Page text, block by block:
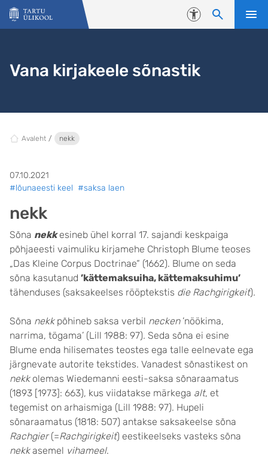
Liigu edasi põhisisu juurde
Juurdepääsetavus
Vana kirjakeele sõnastik
Avaleht nekk
07.10.2021
#lõunaeesti keel #saksa laen
nekk
Sõna nekkesineb ühel korral 17. sajandi keskpaiga
põhjaeesti vaimuliku kirjamehe Christoph Blume teoses
„Das Kleine Corpus Doctrinae“ (1662). Blume on seda
sõna kasutanud ’kättemaksuiha, kättemaksuhimu’
tähenduses (saksakeelses rööptekstis die Rachgirigkeit).
Sõna nekkpõhineb saksa verbil necken’nöökima,
narrima, tögama’ (Lill 1988: 97). Seda sõna ei esine
Blume enda hilisemates teostes ega talle eelnevate ega
järgnevate autorite tekstides. Vanadest sõnastikest on
nekkolemas Wiedemanni eesti-saksa sõnaraamatus
(1893 [1973]: 663), kus viidatakse märkega alt, et
tegemist on arhaismiga (Lill 1988: 97). Hupeli
sõnaraamatus (1818: 507) antakse saksakeelse sõna
Rachgier(=Rachgirigkeit) eestikeelseks vasteks sõna
nekkasemel vihameel.